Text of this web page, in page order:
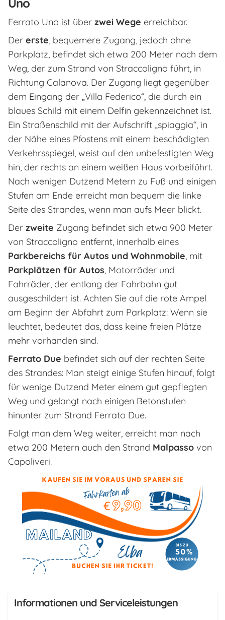
Ferrato Uno ist über zwei Wege erreichbar.
Der erste, bequemere Zugang, jedoch ohne
Parkplatz, befindet sich etwa 200 Meter nach dem
Weg, der zum Strand von Straccoligno führt, in
Richtung Calanova. Der Zugang liegt gegenüber
dem Eingang der „Villa Federico“, die durch ein
blaues Schild mit einem Delfin gekennzeichnet ist.
Ein Straßenschild mit der Aufschrift „spiaggia“, in
der Nähe eines Pfostens mit einem beschädigten
Verkehrsspiegel, weist auf den unbefestigten Weg
hin, der rechts an einem weißen Haus vorbeiführt.
Nach wenigen Dutzend Metern zu Fuß und einigen
Stufen am Ende erreicht man bequem die linke
Seite des Strandes, wenn man aufs Meer blickt.
Der zweite Zugang befindet sich etwa 900 Meter
von Straccoligno entfernt, innerhalb eines
Parkbereichs für Autos und Wohnmobile, mit
Parkplätzen für Autos, Motorräder und
Fahrräder, der entlang der Fahrbahn gut
ausgeschildert ist. Achten Sie auf die rote Ampel
am Beginn der Abfahrt zum Parkplatz: Wenn sie
leuchtet, bedeutet das, dass keine freien Plätze
mehr vorhanden sind.
Ferrato Due befindet sich auf der rechten Seite
des Strandes: Man steigt einige Stufen hinauf, folgt
für wenige Dutzend Meter einem gut gepflegten
Weg und gelangt nach einigen Betonstufen
hinunter zum Strand Ferrato Due.
Folgt man dem Weg weiter, erreicht man nach
etwa 200 Metern auch den Strand Malpasso von
Capoliveri.
Informationen und Serviceleistungen